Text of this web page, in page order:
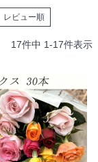
レビュー順
17件中 1-17件表示